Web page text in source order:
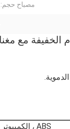
مصباح حجم:
ABS ، الكمبيوتر ، هلام السيليكا